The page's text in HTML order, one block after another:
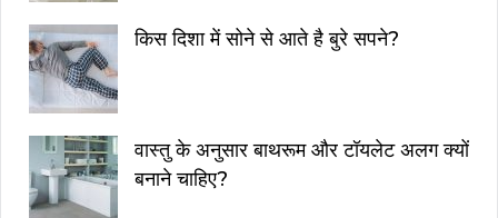
किस दिशा में सोने से आते है बुरे सपने?
वास्तु के अनुसार बाथरूम और टॉयलेट अलग क्यों
बनाने चाहिए?